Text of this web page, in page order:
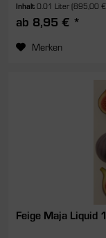
Inhalt0.01 Liter(895,00
ab 8,95 € *
Merken
Feige Maja